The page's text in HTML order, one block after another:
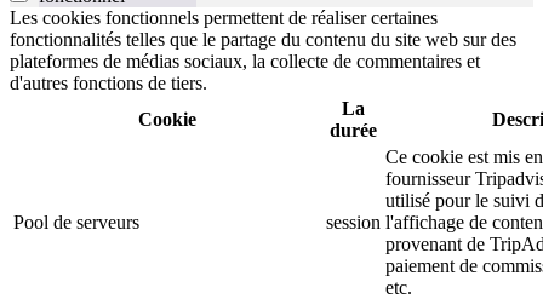
Les cookies fonctionnels permettent de réaliser certaines
fonctionnalités telles que le partage du contenu du site web sur des
plateformes de médias sociaux, la collecte de commentaires et
d'autres fonctions de tiers.
Cookie
La
durée
Pool de serveurs session
Ce cookie est mis
fournisseur
utilisé pour le suivi
l'affichage de
provenant de
paiement de
etc.